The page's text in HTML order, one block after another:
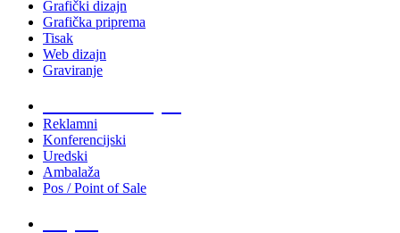
Grafički dizajn
Grafička priprema
Tisak
Web dizajn
Graviranje
Reklamni
Konferencijski
Uredski
Ambalaža
Pos / Point of Sale